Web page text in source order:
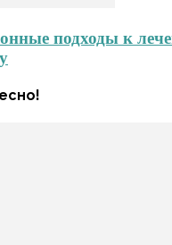
подходы к